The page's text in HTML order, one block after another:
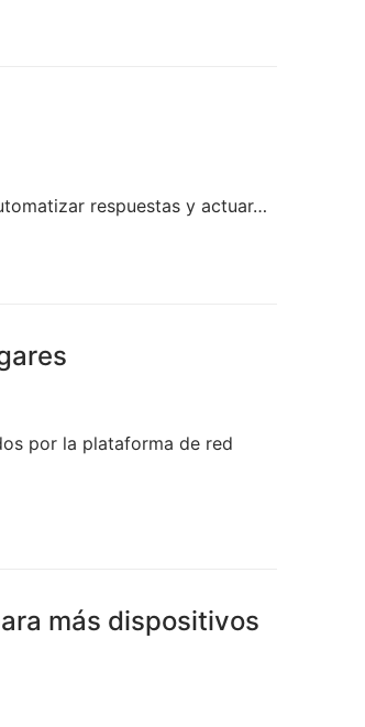
respuestas y actuar…
​​por la plataforma de red
más dispositivos